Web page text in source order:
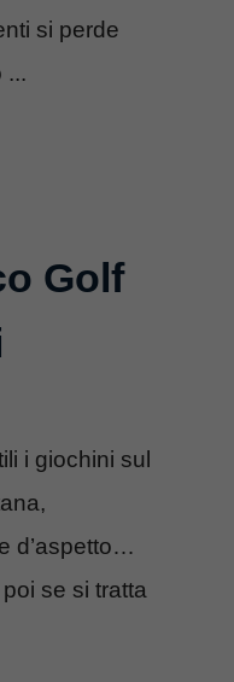
si perde
...
Golf
i giochini sul
d’aspetto…
se si tratta